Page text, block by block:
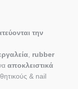
την
rubber
αποκλειστικά
& nail